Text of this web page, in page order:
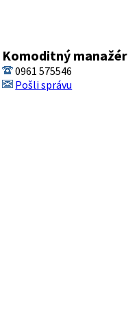
Komoditný manažér
0961 575546
Pošli správu